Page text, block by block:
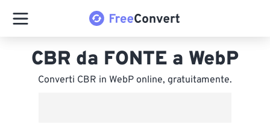
CBR da FONTE a WebP
Converti CBR in WebP online, gratuitamente.